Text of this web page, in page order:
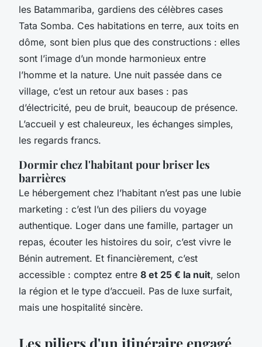
les Batammariba, gardiens des célèbres cases
Tata Somba. Ces habitations en terre, aux toits en
dôme, sont bien plus que des constructions : elles
sont l’image d’un monde harmonieux entre
l’homme et la nature. Une nuit passée dans ce
village, c’est un retour aux bases : pas
d’électricité, peu de bruit, beaucoup de présence.
L’accueil y est chaleureux, les échanges simples,
les regards francs.
Dormir chez l'habitant pour briser les
barrières
Le hébergement chez l’habitant n’est pas une lubie
marketing : c’est l’un des piliers du voyage
authentique. Loger dans une famille, partager un
repas, écouter les histoires du soir, c’est vivre le
Bénin autrement. Et financièrement, c’est
accessible : comptez entre 8 et 25 € la nuit, selon
la région et le type d’accueil. Pas de luxe surfait,
mais une hospitalité sincère.
Les piliers d'un itinéraire engagé